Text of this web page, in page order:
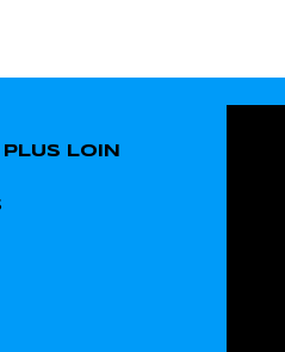
LOIN